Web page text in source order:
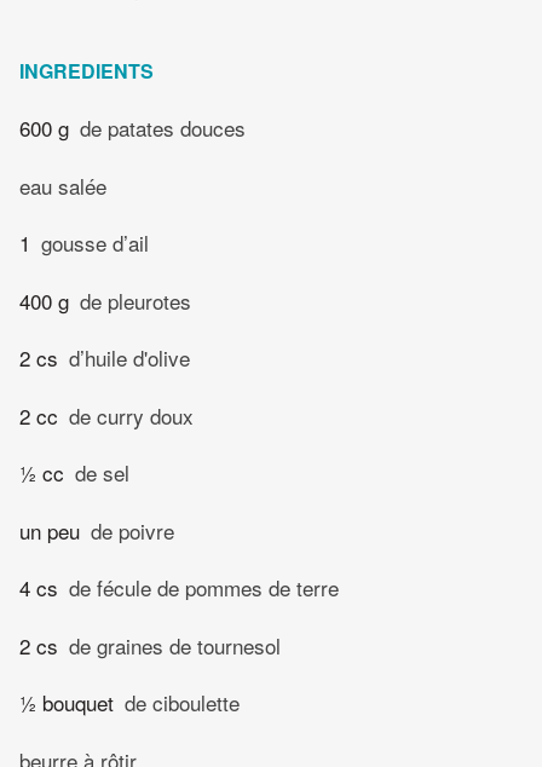
INGREDIENTS
600 g de patates douces
eau salée
1 gousse d’ail
400 g de pleurotes
2 cs d’huile d'olive
2 cc de curry doux
½ cc de sel
un peu de poivre
4 cs de fécule de pommes de terre
2 cs de graines de tournesol
½ bouquet de ciboulette
beurre à rôtir